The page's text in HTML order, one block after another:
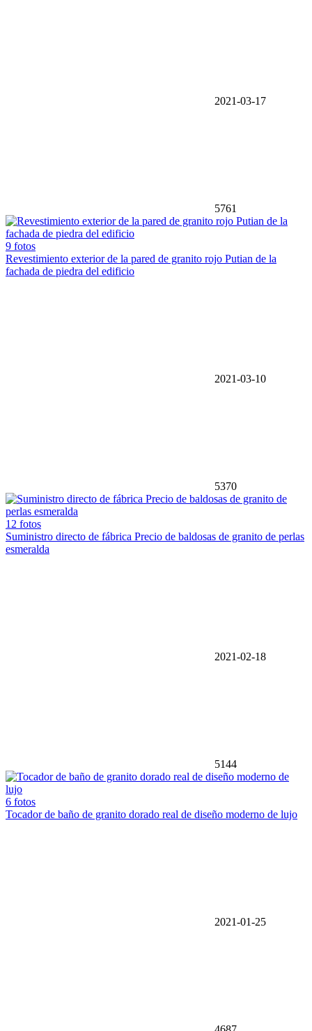
2021-03-17
5761
9 fotos
Revestimiento exterior de la pared de granito rojo Putian de la
fachada de piedra del edificio
2021-03-10
5370
12 fotos
Suministro directo de fábrica Precio de baldosas de granito de perlas
esmeralda
2021-02-18
5144
6 fotos
Tocador de baño de granito dorado real de diseño moderno de lujo
2021-01-25